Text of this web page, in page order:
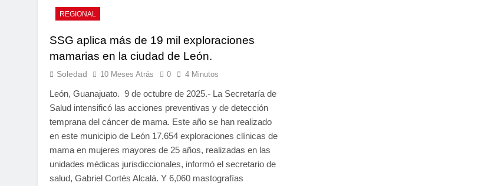
REGIONAL
SSG aplica más de 19 mil exploraciones
mamarias en la ciudad de León.
Soledad 10 Meses Atrás 0 4 Minutos
León, Guanajuato. 9 de octubre de 2025.- La Secretaría de
Salud intensificó las acciones preventivas y de detección
temprana del cáncer de mama. Este año se han realizado
en este municipio de León 17,654 exploraciones clínicas de
mama en mujeres mayores de 25 años, realizadas en las
unidades médicas jurisdiccionales, informó el secretario de
salud, Gabriel Cortés Alcalá. Y 6,060 mastografías